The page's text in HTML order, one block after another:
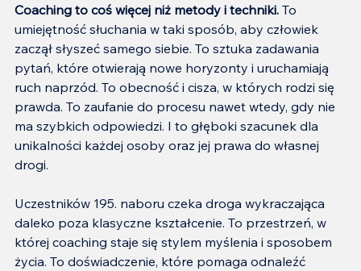
Coaching to coś więcej niż metody i techniki. To
umiejętność słuchania w taki sposób, aby człowiek
zaczął słyszeć samego siebie. To sztuka zadawania
pytań, które otwierają nowe horyzonty i uruchamiają
ruch naprzód. To obecność i cisza, w których rodzi się
prawda. To zaufanie do procesu nawet wtedy, gdy nie
ma szybkich odpowiedzi. I to głęboki szacunek dla
unikalności każdej osoby oraz jej prawa do własnej
drogi.
Uczestników 195. naboru czeka droga wykraczająca
daleko poza klasyczne kształcenie. To przestrzeń, w
której coaching staje się stylem myślenia i sposobem
życia. To doświadczenie, które pomaga odnaleźć